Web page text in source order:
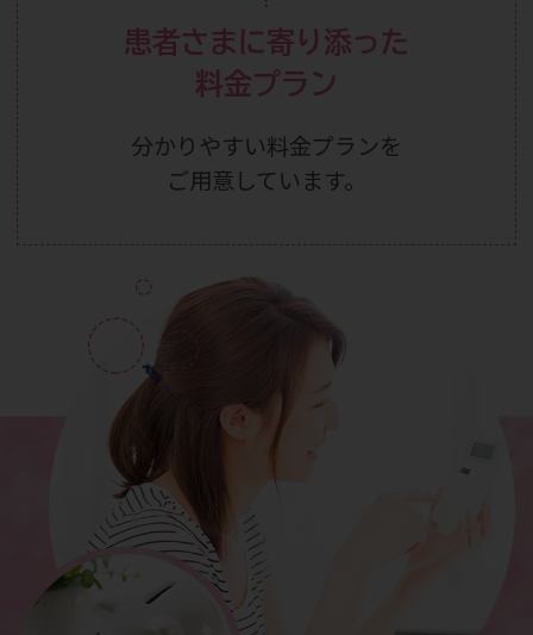
患者さまに寄り添った
料金プラン
分かりやすい料金プランを
ご用意しています。